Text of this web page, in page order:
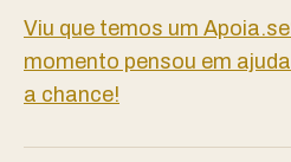
Viu que temos um
momento pensou em
a chance!